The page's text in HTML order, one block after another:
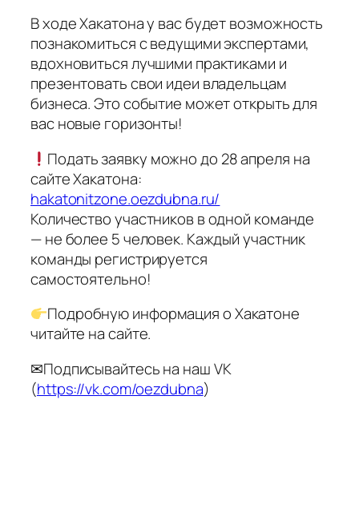
В ходе Хакатона у вас будет возможность
познакомиться с ведущими экспертами,
вдохновиться лучшими практиками и
презентовать свои идеи владельцам
бизнеса. Это событие может открыть для
вас новые горизонты!
Подать заявку можно до 28 апреля на
сайте Хакатона:
hakatonitzone.oezdubna.ru/
Количество участников в одной команде
— не более 5 человек. Каждый участник
команды регистрируется
самостоятельно!
Подробную информация о Хакатоне
читайте на сайте.
✉Подписывайтесь на наш VK
(https://vk.com/oezdubna)